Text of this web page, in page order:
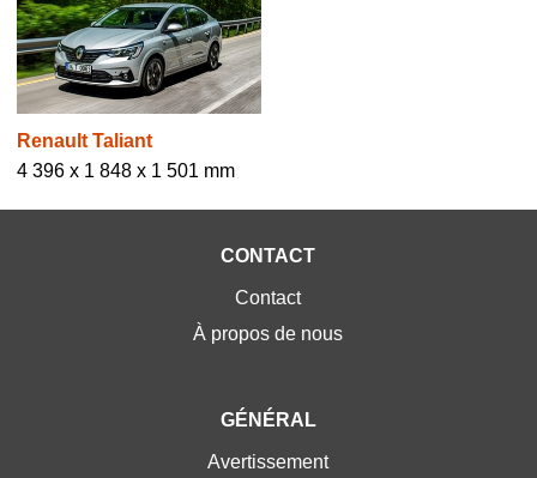
Renault Taliant
4 396 x 1 848 x 1 501 mm
CONTACT
Contact
À propos de nous
GÉNÉRAL
Avertissement